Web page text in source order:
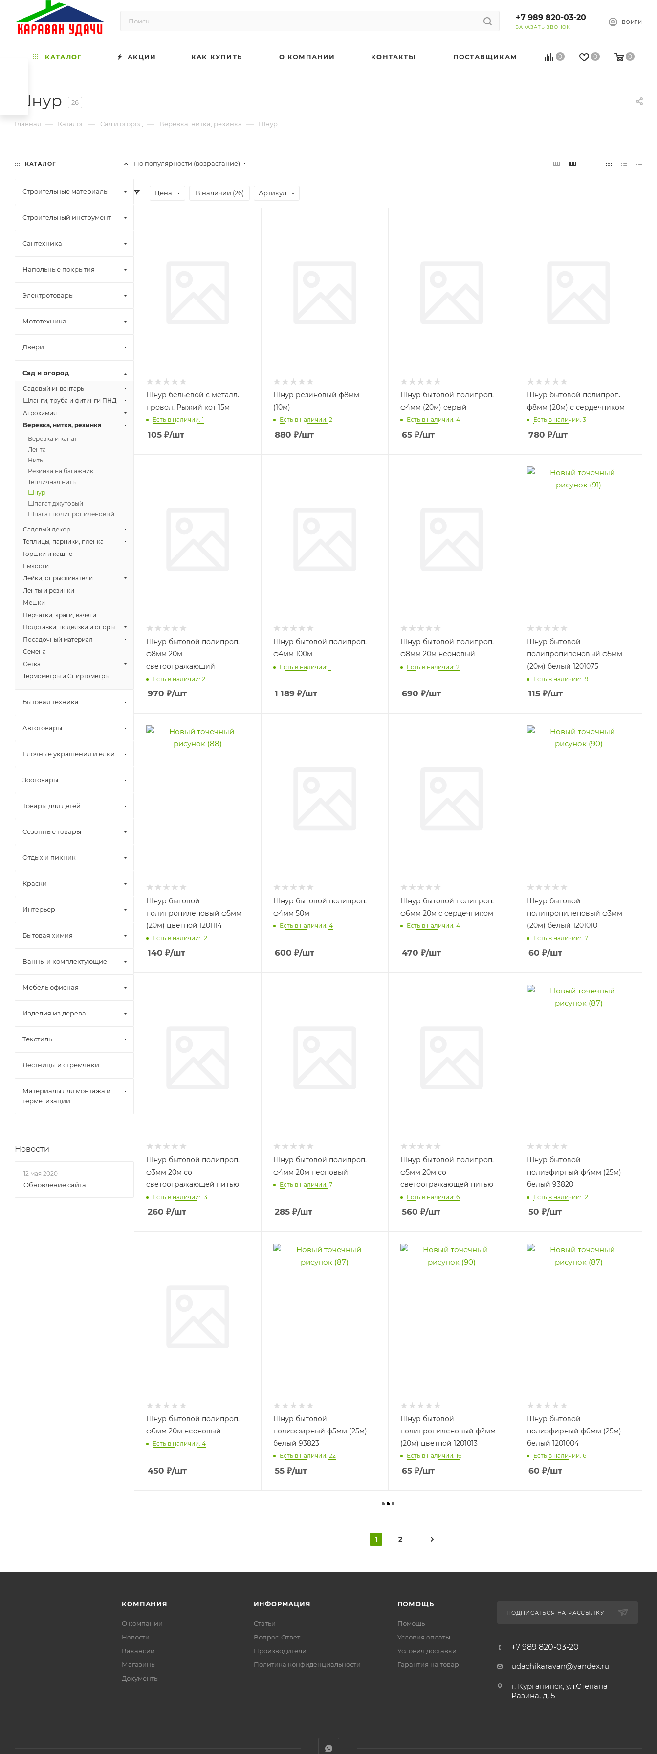
+7 989 820-03-20
ЗАКАЗАТЬ ЗВОНОК
ВОЙТИ
0 0 0
КАТАЛОГ АКЦИИ КАК КУПИТЬ О КОМПАНИИ КОНТАКТЫ ПОСТАВЩИКАМ
Шнур 26
Главная — Каталог — Сад и огород — Веревка, нитка, резинка — Шнур
По популярности (возрастание)
Цена В наличии (26) Артикул
Шнур бельевой с металл.
провол. Рыжий кот 15м
Есть в наличии: 1
105 ₽/шт
Шнур резиновый ф8мм
(10м)
Есть в наличии: 2
880 ₽/шт
Шнур бытовой полипроп.
ф4мм (20м) серый
Есть в наличии: 4
65₽/шт
Шнур бытовой полипроп.
ф8мм (20м) с сердечником
Есть в наличии: 3
780 ₽/шт
Шнур бытовой полипроп.
ф8мм 20м
светоотражающий
Есть в наличии: 2
970 ₽/шт
Шнур бытовой полипроп.
ф4мм 100м
Есть в наличии: 1
1 189 ₽/шт
Шнур бытовой полипроп.
ф8мм 20м неоновый
Есть в наличии: 2
690 ₽/шт
Шнур бытовой
полипропиленовый ф5мм
(20м) белый 1201075
Есть в наличии: 19
115 ₽/шт
Шнур бытовой
полипропиленовый ф5мм
(20м) цветной 1201114
Есть в наличии: 12
140 ₽/шт
Шнур бытовой полипроп.
ф4мм 50м
Есть в наличии: 4
600 ₽/шт
Шнур бытовой полипроп.
ф6мм 20м с сердечником
Есть в наличии: 4
470 ₽/шт
Шнур бытовой
полипропиленовый ф3мм
(20м) белый 1201010
Есть в наличии: 17
60 ₽/шт
Шнур бытовой полипроп.
ф3мм 20м со
светоотражающей нитью
Есть в наличии: 13
260 ₽/шт
Шнур бытовой полипроп.
ф4мм 20м неоновый
Есть в наличии: 7
285₽/шт
Шнур бытовой полипроп.
ф5мм 20м со
светоотражающей нитью
Есть в наличии: 6
560 ₽/шт
Шнур бытовой
полиэфирный ф4мм (25м)
белый 93820
Есть в наличии: 12
50 ₽/шт
Шнур бытовой полипроп.
ф6мм 20м неоновый
Есть в наличии: 4
450 ₽/шт
Шнур бытовой
полиэфирный ф5мм (25м)
белый 93823
Есть в наличии: 22
55₽/шт
Шнур бытовой
полипропиленовый ф2мм
(20м) цветной 1201013
Есть в наличии: 16
65₽/шт
Шнур бытовой
полиэфирный ф6мм (25м)
белый 1201004
Есть в наличии: 6
60 ₽/шт
1 2
КАТАЛОГ
Строительные материалы
Строительный инструмент
Сантехника
Напольные покрытия
Электротовары
Мототехника
Двери
Сад и огород
Садовый инвентарь
Шланги, труба и фитинги ПНД
Агрохимия
Веревка, нитка, резинка
Веревка и канат
Лента
Нить
Резинка на багажник
Тепличная нить
Шнур
Шпагат джутовый
Шпагат полипропиленовый
Садовый декор
Теплицы, парники, пленка
Горшки и кашпо
Ёмкости
Лейки, опрыскиватели
Ленты и резинки
Мешки
Перчатки, краги, вачеги
Подставки, подвязки и опоры
Посадочный материал
Семена
Сетка
Термометры и Спиртометры
Бытовая техника
Автотовары
Ёлочные украшения и ёлки
Зоотовары
Товары для детей
Сезонные товары
Отдых и пикник
Краски
Интерьер
Бытовая химия
Ванны и комплектующие
Мебель офисная
Изделия из дерева
Текстиль
Лестницы и стремянки
Материалы для монтажа и
герметизации
Новости
12 мая 2020
Обновление сайта
КОМПАНИЯ
О компании
Новости
Вакансии
Магазины
Документы
ИНФОРМАЦИЯ
Статьи
Вопрос-Ответ
Производители
Политика конфиденциальности
ПОМОЩЬ
Помощь
Условия оплаты
Условия доставки
Гарантия на товар
ПОДПИСАТЬСЯ НА РАССЫЛКУ
+7 989 820-03-20
udachikaravan@yandex.ru
г. Курганинск, ул.Степана
Разина, д. 5